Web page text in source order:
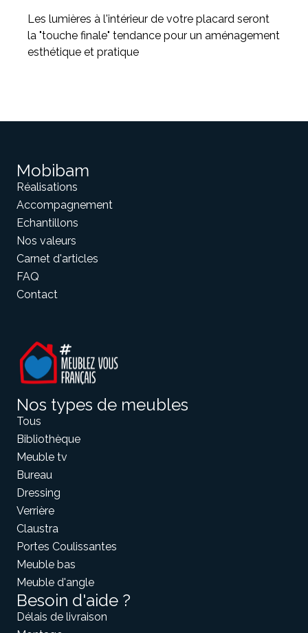
Les lumières à l'intérieur de votre placard seront
la "touche finale" tendance pour un aménagement
esthétique et pratique
Mobibam
Réalisations
Accompagnement
Echantillons
Nos valeurs
Carnet d'articles
FAQ
Contact
Nos types de meubles
Tous
Bibliothèque
Meuble tv
Bureau
Dressing
Verrière
Claustra
Portes Coulissantes
Meuble bas
Meuble d'angle
Besoin d'aide ?
Délais de livraison